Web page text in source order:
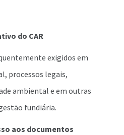
do CAR
exigidos em
processos legais,
ambiental e em outras
fundiária.
aos documentos